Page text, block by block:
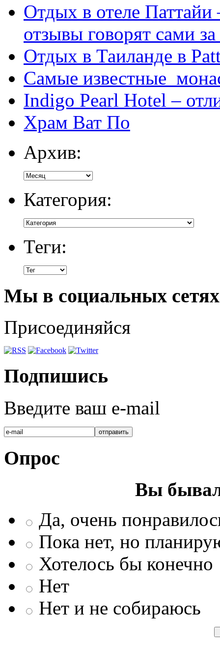
Отдых в отеле
отзывы говорят сами за
Отдых в Таиланде в
Самые известные
Indigo Pearl Hotel –
Храм Ват По
Архив:
Категория:
Теги:
Мы в социальных сетях
Присоединяйся
Подпишись
Введите ваш e-mail
Опрос
Вы
Да, очень
Пока нет, но
Хотелось бы конечно
Нет
Нет и не собираюсь